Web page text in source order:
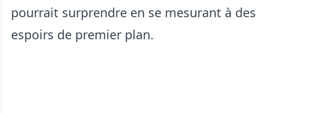
pourrait surprendre en se mesurant à des
espoirs de premier plan.